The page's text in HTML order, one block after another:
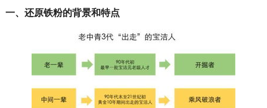
一、还原铁粉的背景和特点